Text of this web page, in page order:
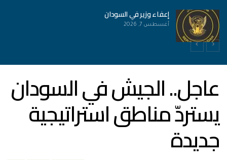
إعفاء وزير في السودان
أغسطس 7, 2026
عاجل.. الجيش في السودان
يستردّ مناطق استراتيجية
جديدة